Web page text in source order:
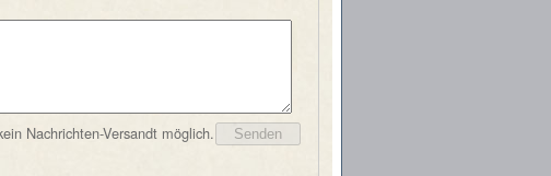
Nachrichten-Versandt möglich.